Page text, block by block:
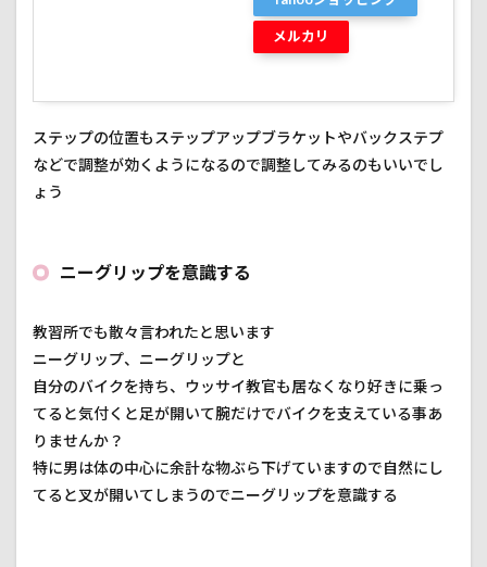
メルカリ
ステップの位置もステップアップブラケットやバックステプ
などで調整が効くようになるので調整してみるのもいいでし
ょう
ニーグリップを意識する
教習所でも散々言われたと思います
ニーグリップ、ニーグリップと
自分のバイクを持ち、ウッサイ教官も居なくなり好きに乗っ
てると気付くと足が開いて腕だけでバイクを支えている事あ
りませんか？
特に男は体の中心に余計な物ぶら下げていますので自然にし
てると叉が開いてしまうのでニーグリップを意識する